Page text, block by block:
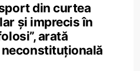
din curtea
şi imprecis în
arată